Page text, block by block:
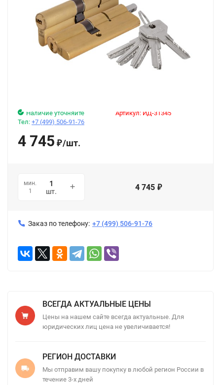
Артикул: ИД-31345
Наличие уточняйте
Тел: +7 (499) 506-91-76
4 745 ₽/шт.
мин.
1
шт. 4 745 ₽
Заказ по телефону: +7 (499) 506-91-76
ВСЕГДА АКТУАЛЬНЫЕ ЦЕНЫ
Цены на нашем сайте всегда актуальные. Для
юридических лиц цена не увеличивается!
РЕГИОН ДОСТАВКИ
Мы отправим вашу покупку в любой регион России в
течение 3-х дней